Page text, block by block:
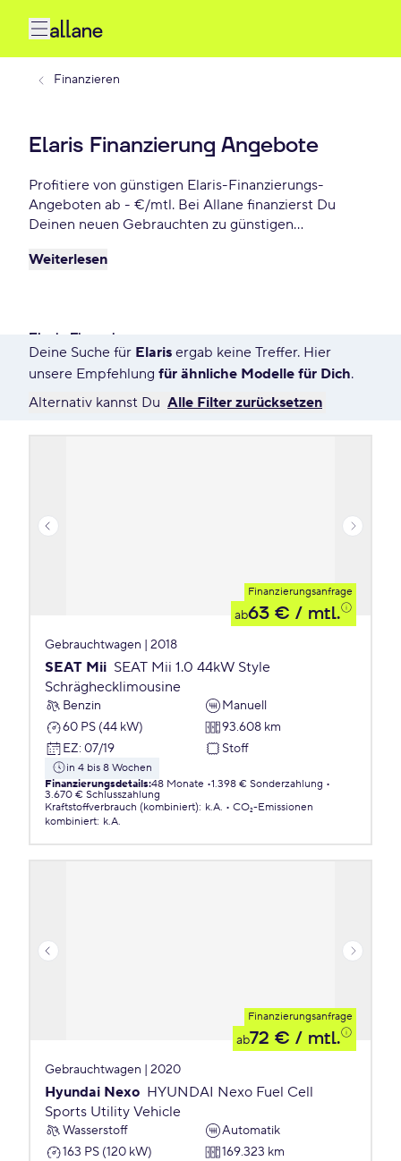
Finanzieren
Elaris Finanzierung Angebote
Profitiere von günstigen Elaris-Finanzierungs-
Angeboten ab - €/mtl. Bei Allane finanzierst Du
Deinen neuen Gebrauchten zu günstigen
Gebrauchtwagengarantie und vielen weiteren
Weiterlesen
Elaris Finanzierung
1766 Angebote für Deine Suche
Deine Suche für Elaris ergab keine Treffer. Hier
unsere Empfehlung für ähnliche Modelle für Dich.
Alternativ kannst Du Alle Filter zurücksetzen
Finanzierungsanfrage
ab63 € / mtl.
Gebrauchtwagen | 2018
SEAT Mii SEAT Mii 1.0 44kW Style
Schräghecklimousine
Benzin
Manuell
60 PS (44 kW)
93.608 km
EZ: 07/19 Stoff
in 4 bis 8 Wochen
Finanzierungsdetails:48 Monate 1.398 € Sonderzahlung
3.670 € Schlusszahlung
Kraftstoffverbrauch (kombiniert): k.A.
CO₂-Emissionen
kombiniert: k.A.
Finanzierungsanfrage
ab72 € / mtl.
Gebrauchtwagen | 2020
Hyundai Nexo HYUNDAI Nexo Fuel Cell
Sports Utility Vehicle
Wasserstoff
Automatik
163 PS (120 kW)
169.323 km